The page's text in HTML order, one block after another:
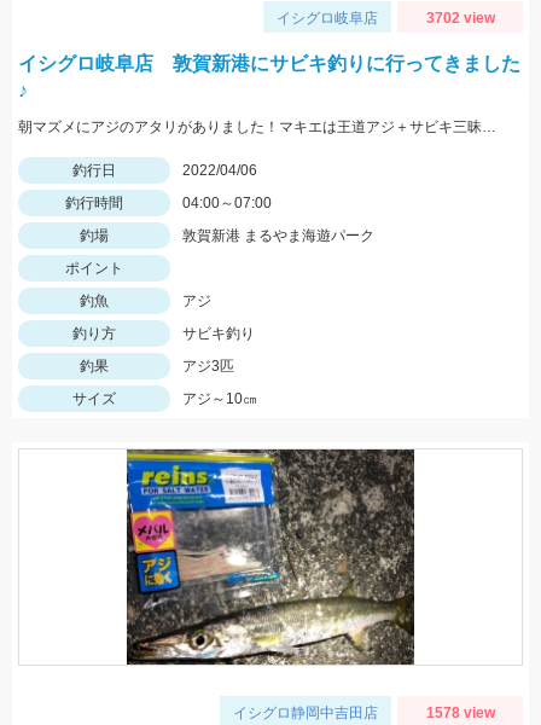
イシグロ岐阜店 3702 view
イシグロ岐阜店 敦賀新港にサビキ釣りに行ってきました
♪
朝マズメにアジのアタリがありました！マキエは王道アジ＋サビキ三昧がオススメ！！
釣行日
2022/04/06
釣行時間
04:00～07:00
釣場
敦賀新港 まるやま海遊パーク
ポイント
釣魚
アジ
釣り方
サビキ釣り
釣果
アジ3匹
サイズ
アジ～10㎝
イシグロ静岡中吉田店 1578 view